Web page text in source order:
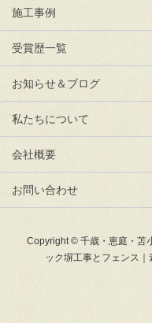
施工事例
受賞歴一覧
お知らせ＆ブログ
私たちについて
会社概要
お問い合わせ
Copyright © 千歳・恵庭・苫
ック塀工事とフェンス